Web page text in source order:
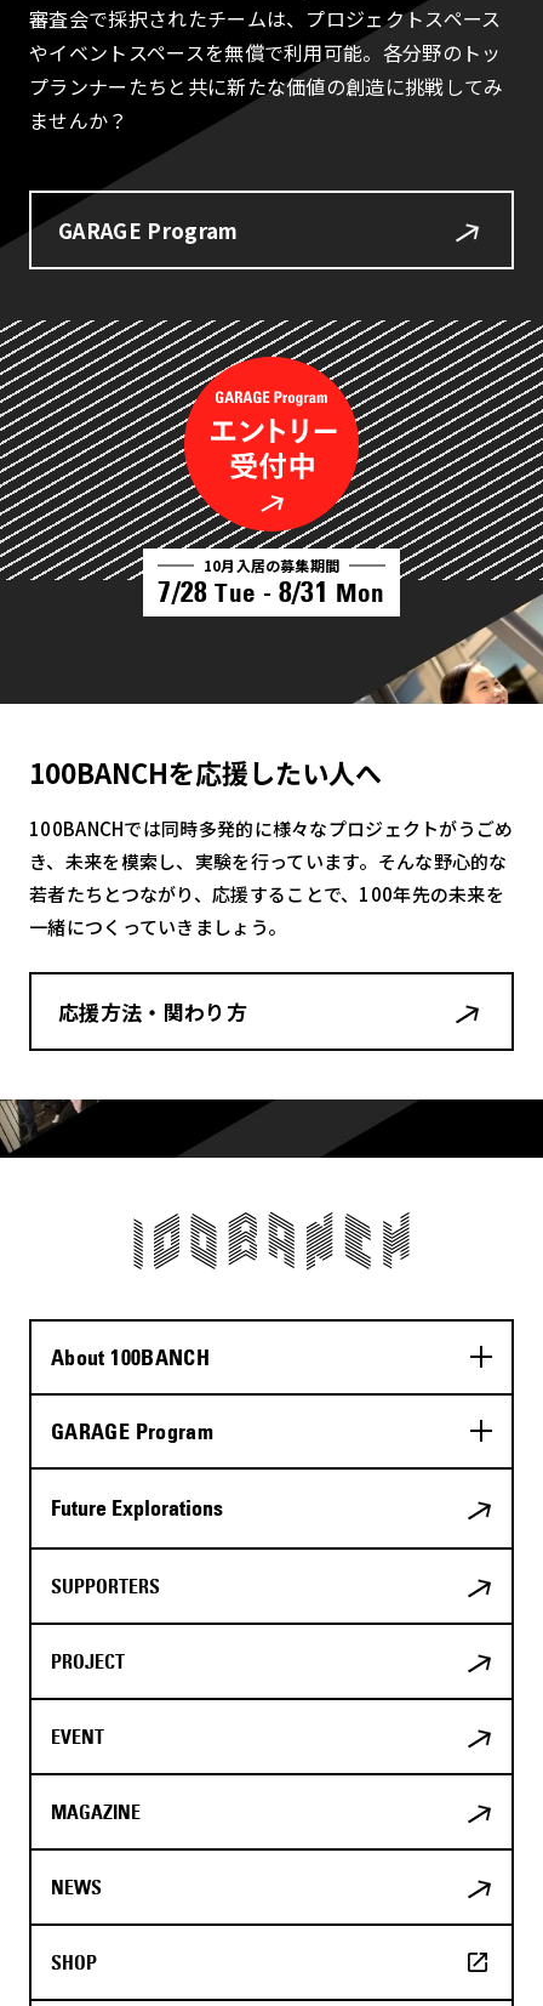
審査会で採択されたチームは、プロジェクトスペース
やイベントスペースを無償で利用可能。各分野のトッ
プランナーたちと共に新たな価値の創造に挑戦してみ
ませんか？
GARAGE Program
10月入居の募集期間
7/28 Tue - 8/31 Mon
100BANCHを応援したい人へ
100BANCHでは同時多発的に様々なプロジェクトがうごめ
き、未来を模索し、実験を行っています。そんな野心的な
若者たちとつながり、応援することで、100年先の未来を
一緒につくっていきましょう。
応援方法・関わり方
About 100BANCH
GARAGE Program
Future Explorations
SUPPORTERS
PROJECT
EVENT
MAGAZINE
NEWS
SHOP